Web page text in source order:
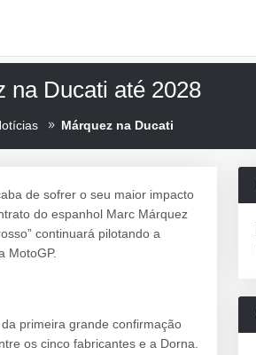
na Ducati até 2028
Márquez na Ducati
de sofrer o seu maior impacto
do espanhol Marc Márquez
continuará pilotando a
MotoGP.
primeira grande confirmação
os cinco fabricantes e a Dorna.